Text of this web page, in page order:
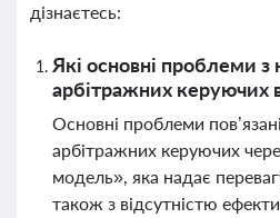
дізнаєтесь:
Які основні проблеми
арбітражних керуючих в
Основні проблеми
арбітражних керуючих
модель», яка надає
також з відсутністю